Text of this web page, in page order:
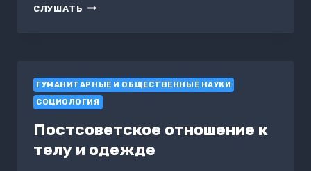
СЛУШАТЬ РОЖДЕНИЕ
ГУМАНИТАРНЫЕ И ОБЩЕСТВЕННЫЕ НАУКИ
СОЦИОЛОГИЯ
Постсоветское отношение к
телу и одежде